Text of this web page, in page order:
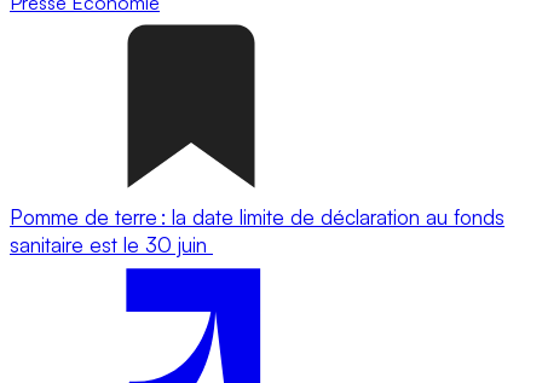
Pomme de terre : la date limite de déclaration au fonds
sanitaire est le 30 juin